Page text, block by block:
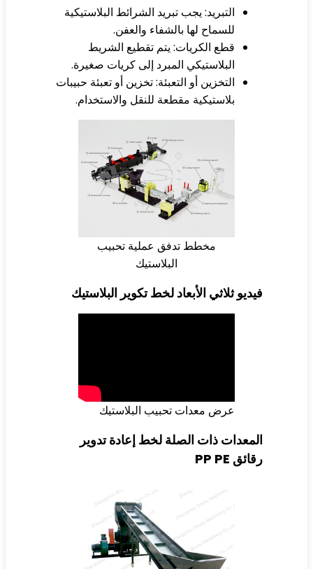
التبريد: يجب تبريد الشرائط البلاستيكية
للسماح لها بالشفاء والعفن.
قطع الكريات: يتم تقطيع الشريط
البلاستيكي المبرد إلى كريات صغيرة.
التخزين أو التعبئة: تخزين أو تعبئة حبيبات
بلاستيكية مقطعة للنقل والاستخدام.
مخطط تدفق عملية تحبيب
ثلاثي الأبعاد لخط تكوير البلاستيك
عرض معدات تحبيب البلاستيك
ذات الصلة لخط إعادة تدوير